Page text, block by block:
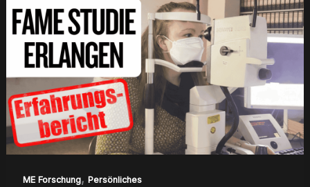
ME Forschung,Persönliches
FAME-
Studie
in
Erlangen:
Auf
der
Suche
nach
dem
Biomarker
für